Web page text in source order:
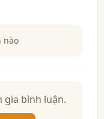
nào
gia bình luận.